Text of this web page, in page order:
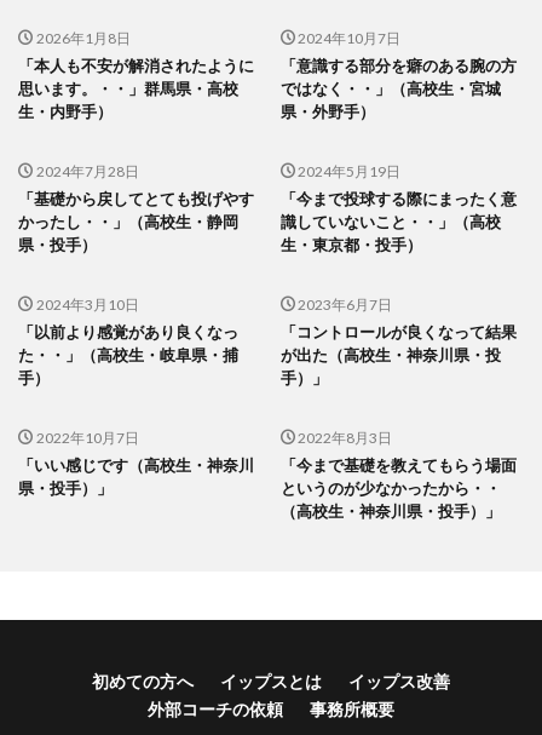
2026年1月8日
「本人も不安が解消されたように
思います。・・」群馬県・高校
生・内野手）
2024年10月7日
「意識する部分を癖のある腕の方
ではなく・・」（高校生・宮城
県・外野手）
2024年7月28日
「基礎から戻してとても投げやす
かったし・・」（高校生・静岡
県・投手）
2024年5月19日
「今まで投球する際にまったく意
識していないこと・・」（高校
生・東京都・投手）
2024年3月10日
「以前より感覚があり良くなっ
た・・」（高校生・岐阜県・捕
手）
2023年6月7日
「コントロールが良くなって結果
が出た（高校生・神奈川県・投
手）」
2022年10月7日
「いい感じです（高校生・神奈川
県・投手）」
2022年8月3日
「今まで基礎を教えてもらう場面
というのが少なかったから・・
（高校生・神奈川県・投手）」
初めての方へ イップスとは
イップス改善
外部コーチの依頼
事務所概要